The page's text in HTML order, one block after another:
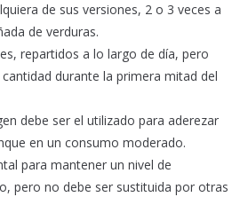
de sus versiones, 2 o 3 veces a
de verduras.
repartidos a lo largo de día, pero
durante la primera mitad del
debe ser el utilizado para aderezar
en un consumo moderado.
para mantener un nivel de
pero no debe ser sustituida por otras